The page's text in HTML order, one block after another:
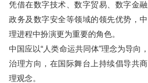
凭借在数字技术、数字贸易、数字金
政务及数字安全等领域的领先优势，
理进程中扮演更为重要的角色。
中国应以“人类命运共同体”理念为导向
治理方向，在国际舞台上持续倡导共
理观念。